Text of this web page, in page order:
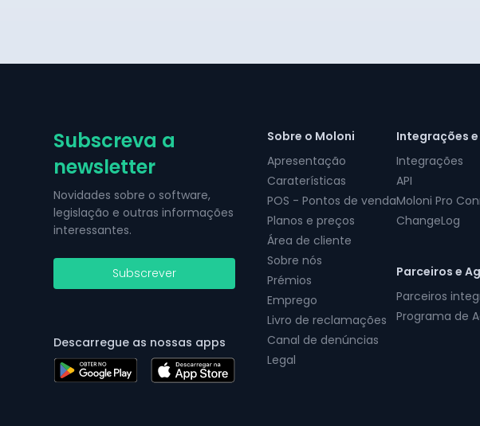
Subscreva a
newsletter
Novidades sobre o software,
legislação e outras informações
interessantes.
Subscrever
Descarregue as nossas apps
Sobre o Moloni
Apresentação
Caraterísticas
POS - Pontos de venda
Planos e preços
Área de cliente
Sobre nós
Prémios
Emprego
Livro de reclamações
Canal de denúncias
Legal
Integrações
Integrações
API
Moloni Pro
ChangeLog
Parceiros e
Parceiros
Programa de